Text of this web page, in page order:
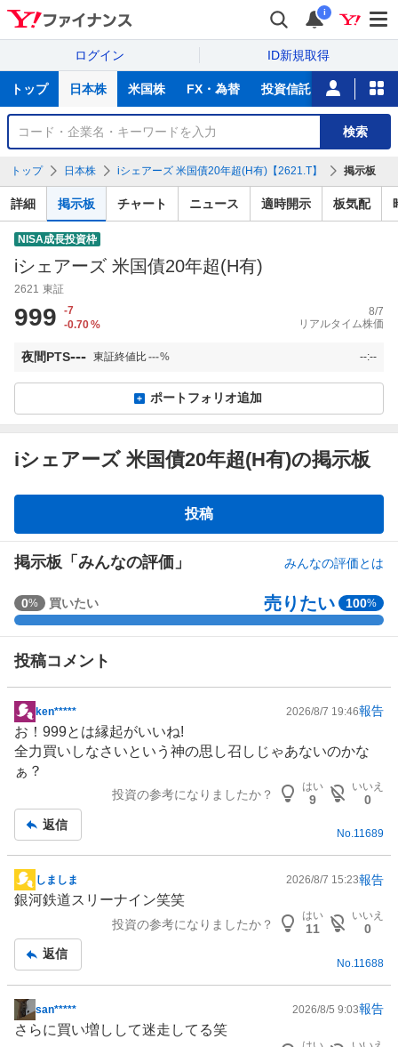
i
ログイン ID新規取得
サ
トップ 日本株 米国株 FX・為替 投資信託 ニュース
銘
検
索
検索
トップ 日本株 iシェアーズ 米国債20年超(H有)【2621.T】 掲示板
詳細 掲示板 チャート ニュース 適時開示 板気配
NISA成長投資枠
iシェアーズ 米国債20年超(H有)
2621 東証
999
-7
-0.70%
8/7
リアルタイム株価
夜間PTS--- 東証終値比---% --:--
ポートフォリオ追加
iシェアーズ 米国債20年超(H有)の掲示板
板
投稿
掲示板「みんなの評価」 みんなの評価とは
強
く
い
い
0
%
、
買
い
0
%
、
子
見
0
、
売
0% 買いたい 売りたい 100%
投稿コメント
掲
示
板
記
ken***** 2026/8/7 19:46報告
お！999とは縁起がいいね!
全力買いしなさいという神の思し召しじゃあないのかな
ぁ？
投資の参考になりましたか？
はい
9
いいえ
0
返信
No.11689
掲
示
事
しましま 2026/8/7 15:23報告
銀河鉄道スリーナイン笑笑
投資の参考になりましたか？
はい
11
いいえ
0
返信
No. 11688
掲
示
san***** 2026/8/5 9:03報告
さらに買い増しして迷走してる笑